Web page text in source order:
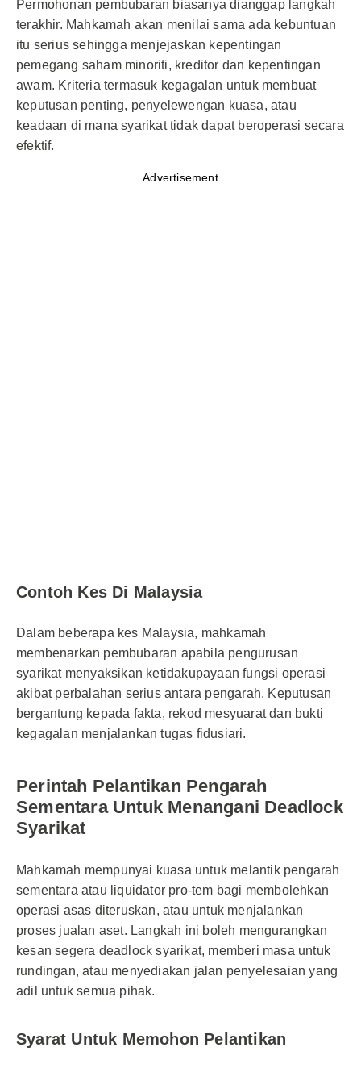
Permohonan pembubaran biasanya dianggap langkah
terakhir. Mahkamah akan menilai sama ada kebuntuan
itu serius sehingga menjejaskan kepentingan
pemegang saham minoriti, kreditor dan kepentingan
awam. Kriteria termasuk kegagalan untuk membuat
keputusan penting, penyelewengan kuasa, atau
keadaan di mana syarikat tidak dapat beroperasi secara
efektif.
Advertisement
Contoh Kes Di Malaysia
Dalam beberapa kes Malaysia, mahkamah
membenarkan pembubaran apabila pengurusan
syarikat menyaksikan ketidakupayaan fungsi operasi
akibat perbalahan serius antara pengarah. Keputusan
bergantung kepada fakta, rekod mesyuarat dan bukti
kegagalan menjalankan tugas fidusiari.
Perintah Pelantikan Pengarah
Sementara Untuk Menangani Deadlock
Syarikat
Mahkamah mempunyai kuasa untuk melantik pengarah
sementara atau liquidator pro-tem bagi membolehkan
operasi asas diteruskan, atau untuk menjalankan
proses jualan aset. Langkah ini boleh mengurangkan
kesan segera deadlock syarikat, memberi masa untuk
rundingan, atau menyediakan jalan penyelesaian yang
adil untuk semua pihak.
Syarat Untuk Memohon Pelantikan